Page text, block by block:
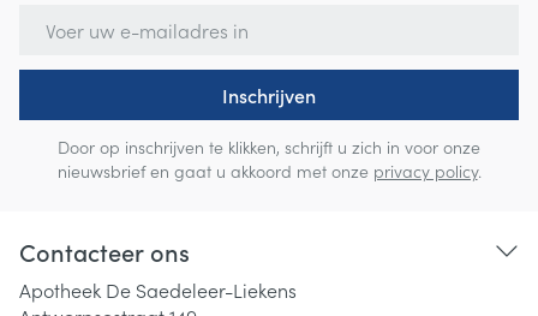
Inschrijven
Door op inschrijven te klikken, schrijft u zich in voor onze
nieuwsbrief en gaat u akkoord met onze privacy policy.
Contacteer ons
Apotheek De Saedeleer-Liekens